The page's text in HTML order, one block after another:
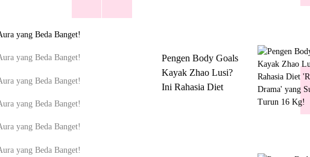
Pengen Body Goals
Kayak Zhao Lusi?
Ini Rahasia Diet